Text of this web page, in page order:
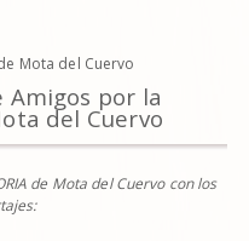
Mota del Cuervo
Amigos por la
del Cuervo
de Mota del Cuervo con los